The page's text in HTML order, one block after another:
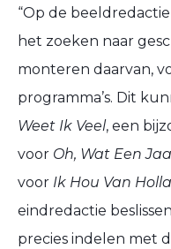
“Op de
het zoeken naar
monteren daarvan,
programma’s. Dit
Weet Ik Veel, een
voor Oh, Wat Een
voor Ik Hou Van
eind redactie
precies indelen met